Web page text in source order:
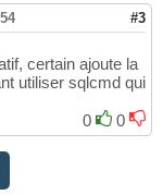
#3
certain ajoute la
utiliser sqlcmd qui
0
0